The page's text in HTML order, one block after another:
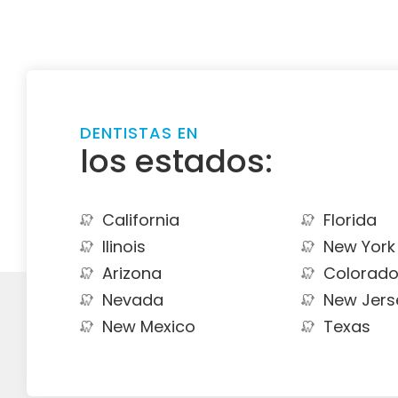
DENTISTAS EN
los estados:
California
Florida
Ilinois
New York
Arizona
Colorado
Nevada
New
New Mexico
Texas